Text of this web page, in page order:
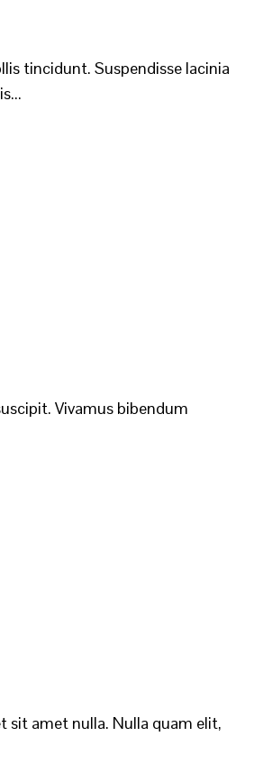
tincidunt. Suspendisse lacinia
Vivamus bibendum
sit amet nulla. Nulla quam elit,